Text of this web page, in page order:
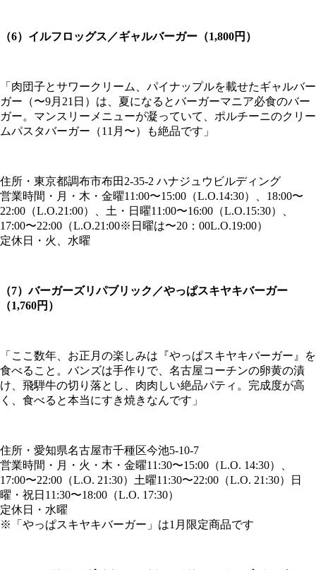
（6）イルフロッグス／ギャルバーガー（1,800円）
「肉団子とサワークリーム、パイナップルを載せたギャルバー
ガー（〜9月21日）は、夏になるとバーガーマニア必食のバー
ガー。マンスリーメニューが凝っていて、ポルチーニのクリー
ムパスタバーガー（11月〜）も絶品です」
住所・東京都調布市布田2-35-2 ハナジュウビルディング
営業時間・月・木・金曜11:00〜15:00（L.O.14:30）、18:00〜
22:00（L.O.21:00）、土・日曜11:00〜16:00（L.O.15:30）、
17:00〜22:00（L.O.21:00※日曜は〜20：00L.O.19:00）
定休日・火、水曜
（7）バーガーズリパブリック／やっぱスキヤキバーガー
（1,760円）
「ここ数年、お正月の楽しみは『やっぱスキヤキバーガー』を
食べること。バンズは手作りで、名古屋コーチンの卵黄の漬
け、飛騨牛の切り落とし、肉肉しい絶品パティ。完成度が高
く、食べると本当にすき焼きなんです」
住所・愛知県名古屋市千種区今池5-10-7
営業時間・月・火・木・金曜11:30〜15:00（L.O. 14:30）、
17:00〜22:00（L.O. 21:30）土曜11:30〜22:00（L.O. 21:30）日
曜・祝日11:30〜18:00（L.O. 17:30）
定休日・水曜
※「やっぱスキヤキバーガー」は1月限定商品です